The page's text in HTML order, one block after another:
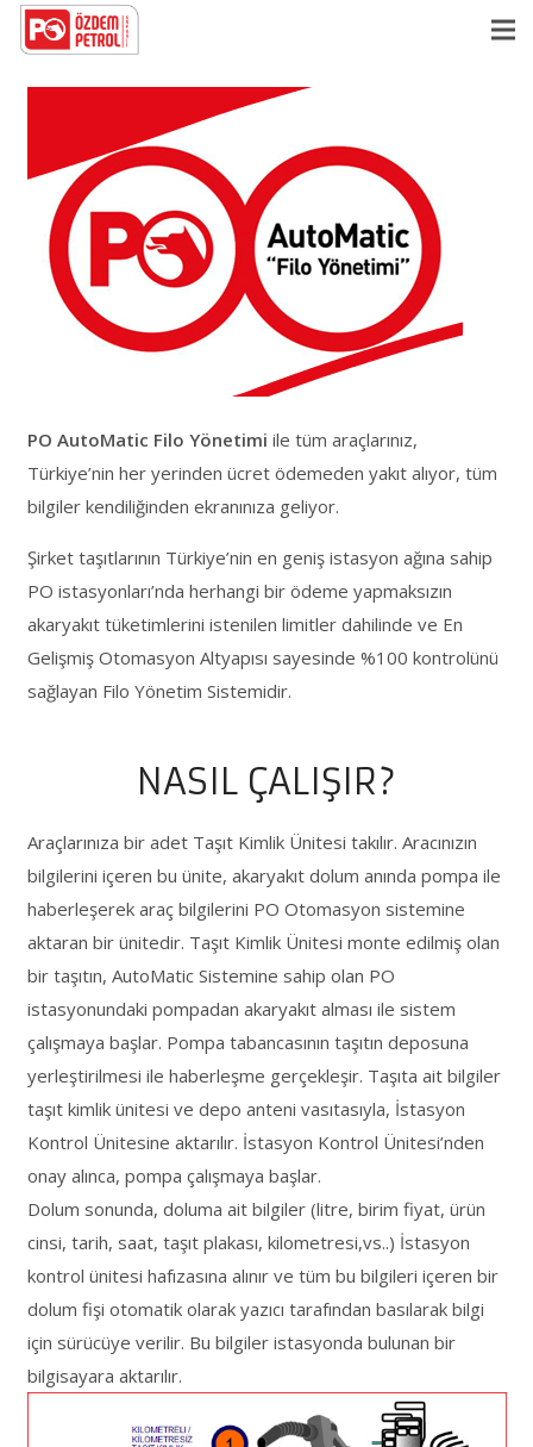
PO AutoMatic Filo Yönetimi ile tüm araçlarınız,
Türkiye’nin her yerinden ücret ödemeden yakıt alıyor, tüm
bilgiler kendiliğinden ekranınıza geliyor.
Şirket taşıtlarının Türkiye’nin en geniş istasyon ağına sahip
PO istasyonları’nda herhangi bir ödeme yapmaksızın
akaryakıt tüketimlerini istenilen limitler dahilinde ve En
Gelişmiş Otomasyon Altyapısı sayesinde %100 kontrolünü
sağlayan Filo Yönetim Sistemidir.
NASIL ÇALIŞIR?
Araçlarınıza bir adet Taşıt Kimlik Ünitesi takılır. Aracınızın
bilgilerini içeren bu ünite, akaryakıt dolum anında pompa ile
haberleşerek araç bilgilerini PO Otomasyon sistemine
aktaran bir ünitedir. Taşıt Kimlik Ünitesi monte edilmiş olan
bir taşıtın, AutoMatic Sistemine sahip olan PO
istasyonundaki pompadan akaryakıt alması ile sistem
çalışmaya başlar. Pompa tabancasının taşıtın deposuna
yerleştirilmesi ile haberleşme gerçekleşir. Taşıta ait bilgiler
taşıt kimlik ünitesi ve depo anteni vasıtasıyla, İstasyon
Kontrol Ünitesine aktarılır. İstasyon Kontrol Ünitesi’nden
onay alınca, pompa çalışmaya başlar.
Dolum sonunda, doluma ait bilgiler (litre, birim fiyat, ürün
cinsi, tarih, saat, taşıt plakası, kilometresi,vs..) İstasyon
kontrol ünitesi hafızasına alınır ve tüm bu bilgileri içeren bir
dolum fişi otomatik olarak yazıcı tarafından basılarak bilgi
için sürücüye verilir. Bu bilgiler istasyonda bulunan bir
bilgisayara aktarılır.